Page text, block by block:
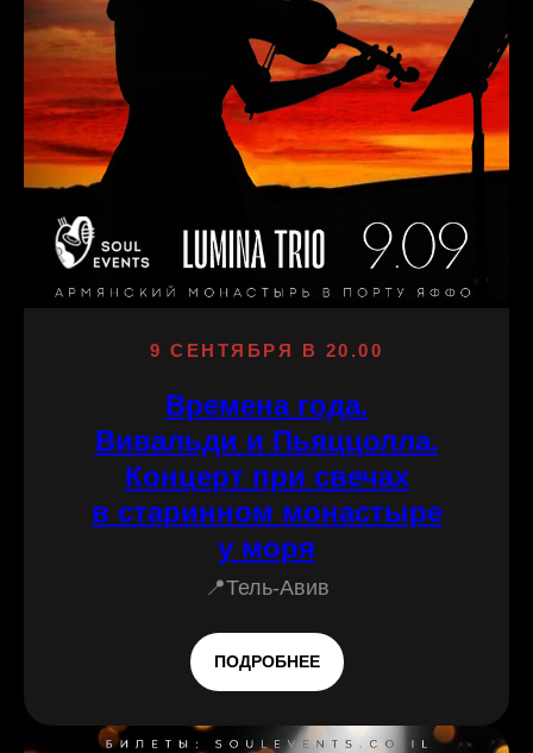
9 СЕНТЯБРЯ В 20.00
Времена года.
Вивальди и Пьяццолла.
Концерт при свечах
в старинном монастыре
у моря
📍Тель-Авив
ПОДРОБНЕЕ